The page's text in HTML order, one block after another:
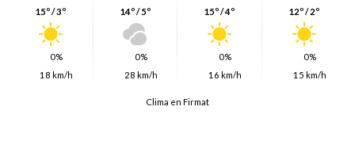
15º / 3º
0%
18 km/h
14º / 5º
0%
28 km/h
15º / 4º
0%
16 km/h
12º / 2º
0%
15 km/h
Clima en Firmat